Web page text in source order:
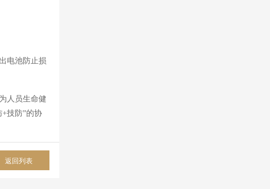
电池防止损
人员生命健
技防”的协
返回列表